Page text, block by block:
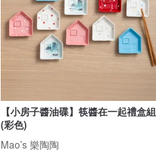
【小房子醬油碟】筷醬在一起禮盒組
(彩色)
Mao’s 樂陶陶